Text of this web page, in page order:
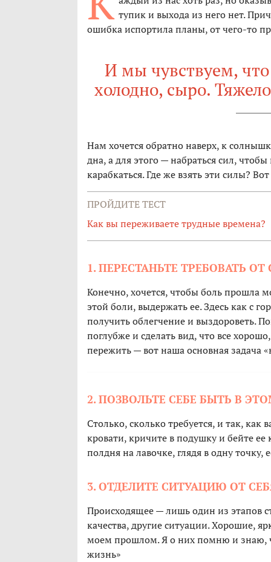
тупик и выхода из него нет.
ошибка испортила планы, от чего-то
И мы чувствуем,
холодно, сыро.
Нам хочется обратно наверх, к
дна, а для этого — набраться сил,
карабкаться. Где же взять эти силы?
ПРОЙДИТЕ ТЕСТ
Как вы переживаете трудные времена?
1. ПЕРЕСТАНЬТЕ ТРЕБОВАТЬ
Конечно, хочется, чтобы боль прошла
этой боли, выдержать ее. Здесь как с
получить облегчение и выздороветь.
поглубже и сделать вид, что все
пережить — вот наша основная задача
2. ПОЗВОЛЬТЕ СЕБЕ БЫТЬ В
Столько, сколько требуется, и так, как
кровати, кричите в подушку и бейте
полдня на лавочке, глядя в одну
3. ОТДЕЛИТЕ СИТУАЦИЮ ОТ
Происходящее — лишь один из этапов
качества, другие ситуации. Хорошие,
моем прошлом. Я о них помню и знаю,
жизнь»